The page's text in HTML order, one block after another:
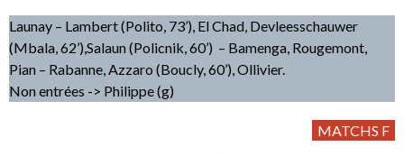
Launay – Lambert (Polito, 73’), El Chad, Devleesschauwer
(Mbala, 62’),Salaun (Policnik, 60’) – Bamenga, Rougemont,
Pian – Rabanne, Azzaro (Boucly, 60’), Ollivier.
Non entrées -> Philippe (g)
MATCHS F